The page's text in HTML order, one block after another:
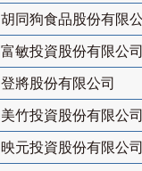
胡同狗食品股份有限
富敏投資股份有限公司
登將股份有限公司
美竹投資股份有限公司
映元投資股份有限公司